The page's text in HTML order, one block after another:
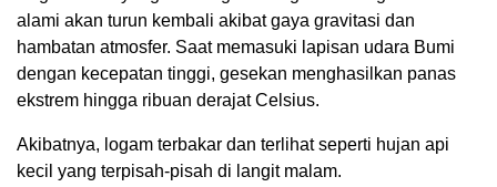
alami akan turun kembali akibat gaya gravitasi dan
hambatan atmosfer. Saat memasuki lapisan udara Bumi
dengan kecepatan tinggi, gesekan menghasilkan panas
ekstrem hingga ribuan derajat Celsius.
Akibatnya, logam terbakar dan terlihat seperti hujan api
kecil yang terpisah-pisah di langit malam.